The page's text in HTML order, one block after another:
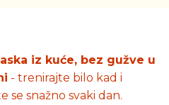
iz kuće, bez gužve u
- trenirajte bilo kad i
se snažno svaki dan.